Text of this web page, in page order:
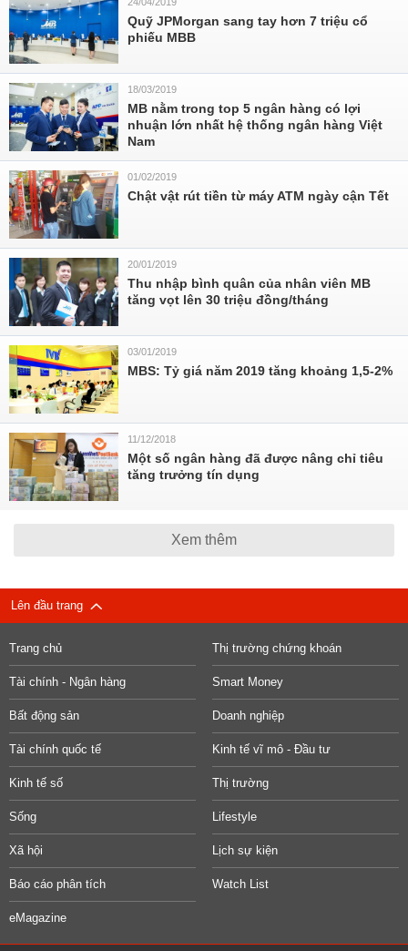
Quỹ JPMorgan sang tay hơn 7 triệu cổ
phiếu MBB
18/03/2019
MB nằm trong top 5 ngân hàng có lợi
nhuận lớn nhất hệ thống ngân hàng Việt
Nam
01/02/2019
Chật vật rút tiền từ máy ATM ngày cận Tết
20/01/2019
Thu nhập bình quân của nhân viên MB
tăng vọt lên 30 triệu đồng/tháng
03/01/2019
MBS: Tỷ giá năm 2019 tăng khoảng 1,5-2%
11/12/2018
Một số ngân hàng đã được nâng chỉ tiêu
tăng trưởng tín dụng
Xem thêm
Lên đầu trang
Trang chủ Thị trường chứng khoán
Tài chính - Ngân hàng Smart Money
Bất động sản Doanh nghiệp
Tài chính quốc tế Kinh tế vĩ mô - Đầu tư
Kinh tế số Thị trường
Sống Lifestyle
Xã hội Lịch sự kiện
Báo cáo phân tích Watch List
eMagazine